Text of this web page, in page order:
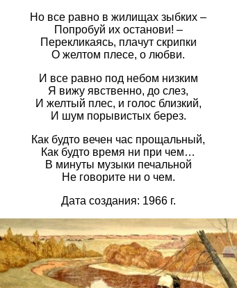
Но все равно в жилищах зыбких –
Попробуй их останови! –
Перекликаясь, плачут скрипки
О желтом плесе, о любви.
И все равно под небом низким
Я вижу явственно, до слез,
И желтый плес, и голос близкий,
И шум порывистых берез.
Как будто вечен час прощальный,
Как будто время ни при чем…
В минуты музыки печальной
Не говорите ни о чем.
Дата создания: 1966 г.